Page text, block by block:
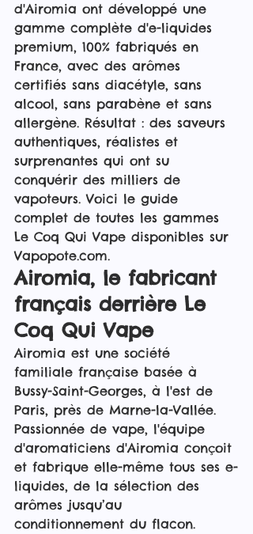
d'Airomia ont développé une
gamme complète d'e-liquides
premium, 100% fabriqués en
France, avec des arômes
certifiés sans diacétyle, sans
alcool, sans parabène et sans
allergène. Résultat : des saveurs
authentiques, réalistes et
surprenantes qui ont su
conquérir des milliers de
vapoteurs. Voici le guide
complet de toutes les gammes
Le Coq Qui Vape disponibles sur
Vapopote.com.
Airomia, le fabricant
français derrière Le
Coq Qui Vape
Airomia est une société
familiale française basée à
Bussy-Saint-Georges, à l'est de
Paris, près de Marne-la-Vallée.
Passionnée de vape, l'équipe
d'aromaticiens d'Airomia conçoit
et fabrique elle-même tous ses e-
liquides, de la sélection des
arômes jusqu’au
conditionnement du flacon.